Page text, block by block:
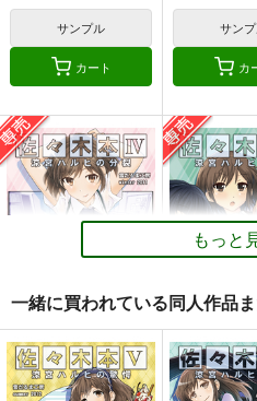
佐々木本３
雪だるま工房
専売 550 （税込）
涼宮ハルヒの憂鬱
サンプル
カート
佐々木本２
雪だるま工
専売 550円
涼宮ハルヒの
佐々木×キョン
サンプ
カ
鹿目まどか
メイド・イン・ヘブン
サンプル
カート
サン
カ
佐々木本４
雪だるま工房
佐々木本３
雪だるま工
もっと
一緒に買われている同人作品